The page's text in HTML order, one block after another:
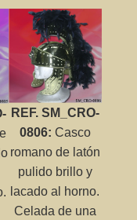
REF. SM_CRO-
0806: Casco
romano de latón
pulido brillo y
lacado al horno.
Celada de una